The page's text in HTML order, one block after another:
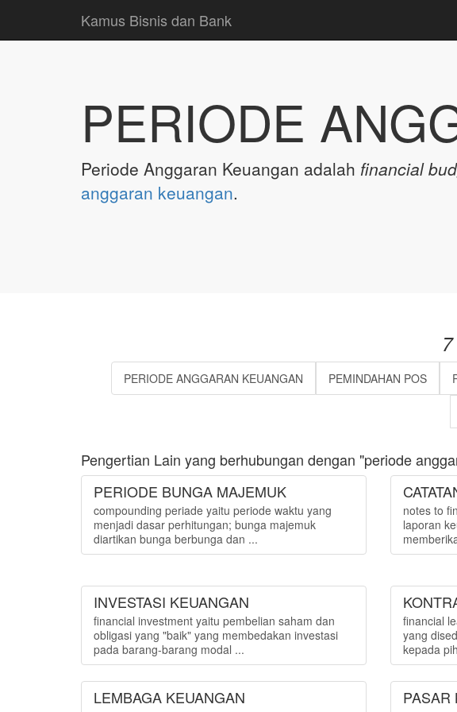
Kamus Bisnis dan Bank
PERIODE
Periode Anggaran Keuangan adalah financial
anggaran keuangan.
PERIODE ANGGARAN KEUANGAN PEMINDAHAN POS
Pengertian Lain yang berhubungan dengan "periode
PERIODE BUNGA MAJEMUK
compounding periade yaitu periode waktu yang
menjadi dasar perhitungan; bunga majemuk
diartikan bunga berbunga dan ...
notes to
laporan
INVESTASI KEUANGAN
financial investment yaitu pembelian saham dan
obligasi yang "baik" yang membedakan investasi
pada barang-barang modal ...
financial
yang
kepada
LEMBAGA KEUANGAN PASAR